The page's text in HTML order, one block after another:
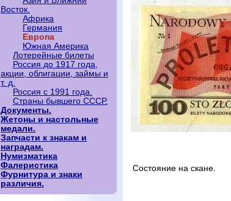
Восток.
Африка
Германия
Европа
Южная Америка
Лотерейные билеты
Россия до 1917 года,
акции, облигации, займы и
т. д.
Россия с 1991 года.
Страны бывшего СССР.
Документы.
Жетоны и настольные
медали.
Запчасти к знакам и
наградам.
Нумизматика
Фалеристика
Фурнитура и знаки
различия.
Состояние на скане.